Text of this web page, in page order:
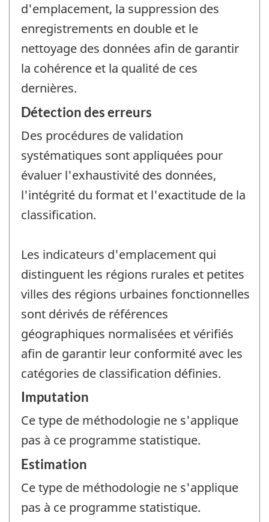
d'emplacement, la suppression des
enregistrements en double et le
nettoyage des données afin de garantir
la cohérence et la qualité de ces
dernières.
Détection des erreurs
Des procédures de validation
systématiques sont appliquées pour
évaluer l'exhaustivité des données,
l'intégrité du format et l'exactitude de la
classification.
Les indicateurs d'emplacement qui
distinguent les régions rurales et petites
villes des régions urbaines fonctionnelles
sont dérivés de références
géographiques normalisées et vérifiés
afin de garantir leur conformité avec les
catégories de classification définies.
Imputation
Ce type de méthodologie ne s'applique
pas à ce programme statistique.
Estimation
Ce type de méthodologie ne s'applique
pas à ce programme statistique.